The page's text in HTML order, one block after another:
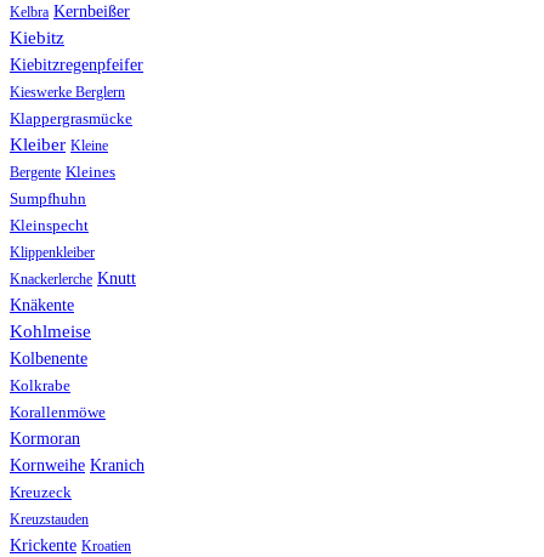
Kelbra Kernbeißer
Kiebitz
Kiebitzregenpfeifer
Kieswerke Berglern
Klappergrasmücke
Kleiber Kleine
Bergente Kleines
Sumpfhuhn
Kleinspecht
Klippenkleiber
Knackerlerche Knutt
Knäkente
Kohlmeise
Kolbenente
Kolkrabe
Korallenmöwe
Kormoran
Kornweihe Kranich
Kreuzeck
Kreuzstauden
Krickente Kroatien